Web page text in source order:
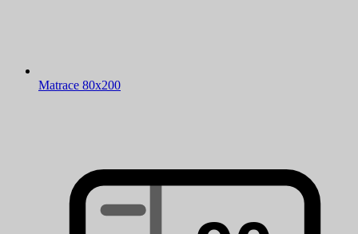
Matrace 80x200